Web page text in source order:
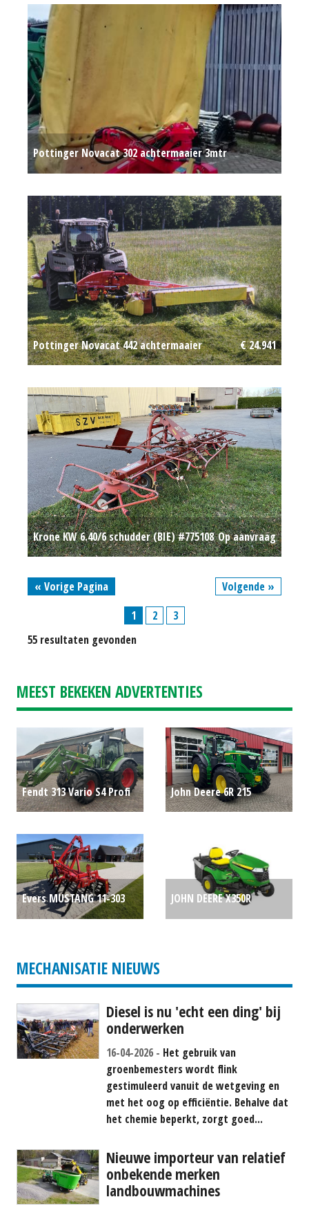
Pottinger Novacat 302 achtermaaier 3mtr
Pottinger Novacat 442 achtermaaier € 24.941
Krone KW 6.40/6 schudder (BIE) #775108 Op aanvraag
« Vorige Pagina
Volgende »
1
2
3
55 resultaten gevonden
MEEST BEKEKEN ADVERTENTIES
Fendt 313 Vario S4 Profi
John Deere 6R 215
Evers MUSTANG 11-303
JOHN DEERE X350R
MECHANISATIE NIEUWS
Diesel is nu 'echt een ding' bij
onderwerken
16-04-2026
Het gebruik van
groenbemesters wordt flink
gestimuleerd vanuit de wetgeving en
met het oog op efficiëntie. Behalve dat
het chemie beperkt, zorgt goed...
Nieuwe importeur van relatief
onbekende merken
landbouwmachines